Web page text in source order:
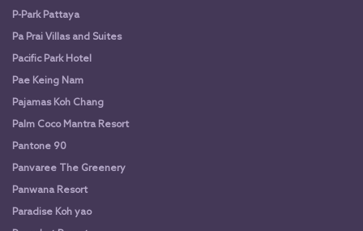
P-Park Pattaya
Pa Prai Villas and Suites
Pacific Park Hotel
Pae Keing Nam
Pajamas Koh Chang
Palm Coco Mantra Resort
Pantone 90
Panvaree The Greenery
Panwana Resort
Paradise Koh yao